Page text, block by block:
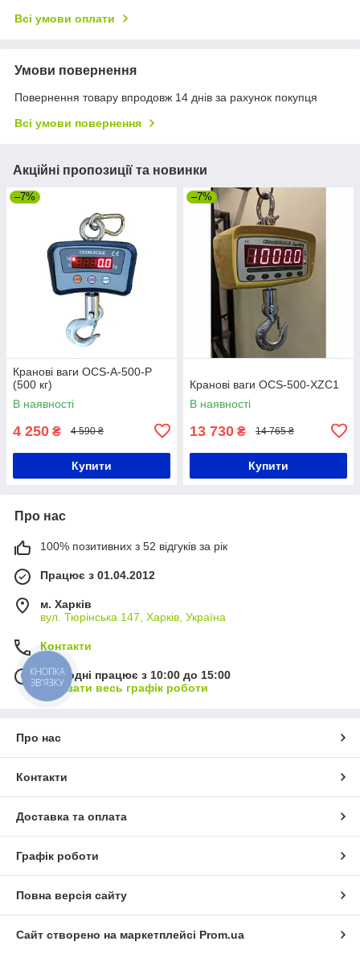
Всі умови оплати
Умови повернення
Повернення товару впродовж 14 днів за рахунок покупця
Всі умови повернення
Акційні пропозиції та новинки
–7%
Кранові ваги OCS-A-500-P
(500 кг)
В наявності
4 250 ₴ 4 590 ₴
Купити
–7%
Кранові ваги OCS-500-XZC1
В наявності
13 730 ₴ 14 765 ₴
Купити
Про нас
100% позитивних з 52 відгуків за рік
Працює з 01.04.2012
м. Харків
вул. Тюрінська 147, Харків, Україна
Контакти
Сьогодні працює з 10:00 до 15:00
Показати весь графік роботи
Про нас
Контакти
Доставка та оплата
Графік роботи
Повна версія сайту
Сайт створено на маркетплейсі Prom.ua
КНОПКА
ЗВ'ЯЗКУ